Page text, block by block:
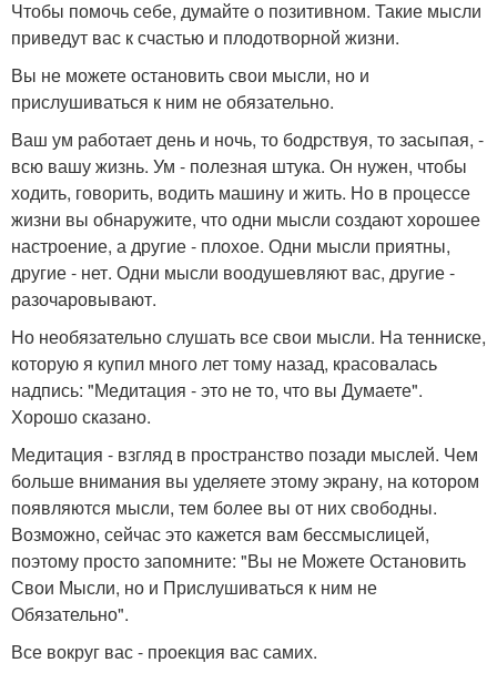
Чтобы помочь себе, думайте о позитивном. Такие мысли
приведут вас к счастью и плодотворной жизни.
Вы не можете остановить свои мысли, но и
прислушиваться к ним не обязательно.
Ваш ум работает день и ночь, то бодрствуя, то засыпая, -
всю вашу жизнь. Ум - полезная штука. Он нужен, чтобы
ходить, говорить, водить машину и жить. Но в процессе
жизни вы обнаружите, что одни мысли создают хорошее
настроение, а другие - плохое. Одни мысли приятны,
другие - нет. Одни мысли воодушевляют вас, другие -
разочаровывают.
Но необязательно слушать все свои мысли. На тенниске,
которую я купил много лет тому назад, красовалась
надпись: "Медитация - это не то, что вы Думаете".
Хорошо сказано.
Медитация - взгляд в пространство позади мыслей. Чем
больше внимания вы уделяете этому экрану, на котором
появляются мысли, тем более вы от них свободны.
Возможно, сейчас это кажется вам бессмыслицей,
поэтому просто запомните: "Вы не Можете Остановить
Свои Мысли, но и Прислушиваться к ним не
Обязательно".
Все вокруг вас - проекция вас самих.